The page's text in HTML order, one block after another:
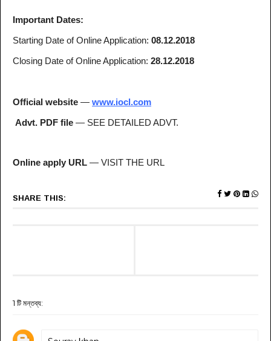
Important Dates:
Starting Date of Online Application: 08.12.2018
Closing Date of Online Application: 28.12.2018
Official website — www.iocl.com
Advt. PDF file — SEE DETAILED ADVT.
Online apply URL — VISIT THE URL
SHARE THIS:
1 টি মন্তব্য: